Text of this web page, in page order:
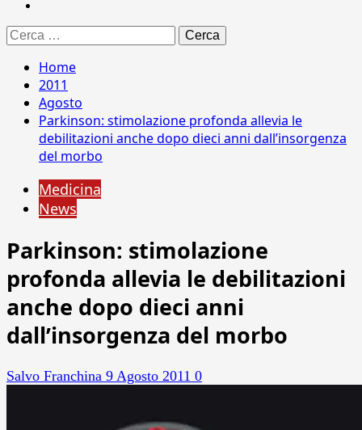
Ricerca
per:
Home
2011
Agosto
Parkinson: stimolazione profonda allevia le
debilitazioni anche dopo dieci anni dall’insorgenza
del morbo
Medicina
News
Parkinson: stimolazione
profonda allevia le debilitazioni
anche dopo dieci anni
dall’insorgenza del morbo
Salvo Franchina 9 Agosto 2011 0